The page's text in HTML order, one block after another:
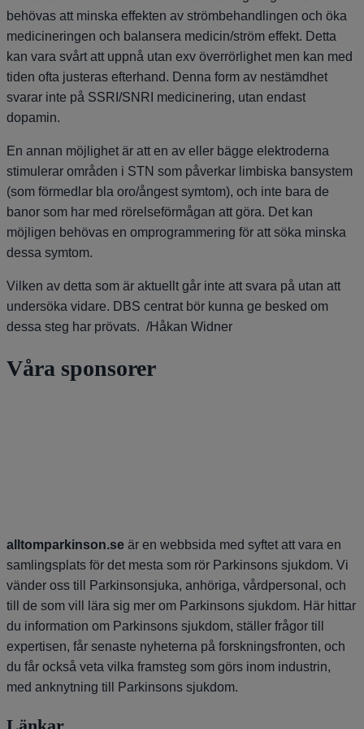
behövas att minska effekten av strömbehandlingen och öka
medicineringen och balansera medicin/ström effekt. Detta
kan vara svårt att uppnå utan exv överrörlighet men kan med
tiden ofta justeras efterhand. Denna form av nestämdhet
svarar inte på SSRI/SNRI medicinering, utan endast
dopamin.
En annan möjlighet är att en av eller bägge elektroderna
stimulerar områden i STN som påverkar limbiska bansystem
(som förmedlar bla oro/ångest symtom), och inte bara de
banor som har med rörelseförmågan att göra. Det kan
möjligen behövas en omprogrammering för att söka minska
dessa symtom.
Vilken av detta som är aktuellt går inte att svara på utan att
undersöka vidare. DBS centrat bör kunna ge besked om
dessa steg har prövats. /Håkan Widner
Våra sponsorer
alltomparkinson.se är en webbsida med syftet att vara en
samlingsplats för det mesta som rör Parkinsons sjukdom. Vi
vänder oss till Parkinsonsjuka, anhöriga, vårdpersonal, och
till de som vill lära sig mer om Parkinsons sjukdom. Här hittar
du information om Parkinsons sjukdom, ställer frågor till
expertisen, får senaste nyheterna på forskningsfronten, och
du får också veta vilka framsteg som görs inom industrin,
med anknytning till Parkinsons sjukdom.